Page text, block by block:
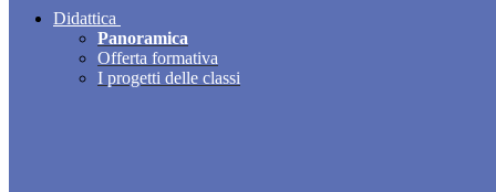
Didattica
Panoramica
Offerta formativa
I progetti delle classi